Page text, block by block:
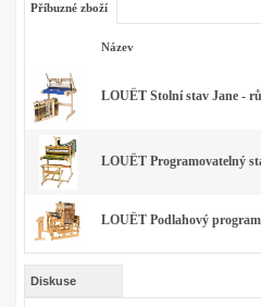
Příbuzné zboží
Název
LOUËT Stolní stav Jane -
LOUËT Programovatelný
LOUËT Podlahový
Diskuse